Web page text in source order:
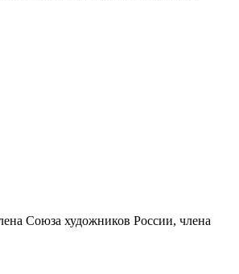
Союза художников России, члена